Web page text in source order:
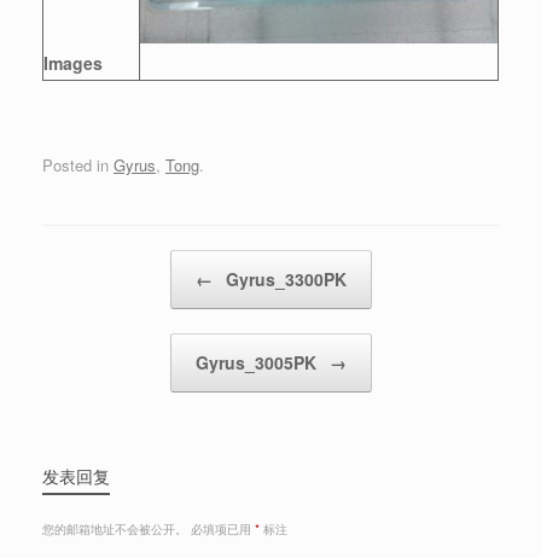
Images
Posted in Gyrus, Tong.
← Gyrus_3300PK
Gyrus_3005PK →
发表回复
您的邮箱地址不会被公开。 必填项已用 * 标注